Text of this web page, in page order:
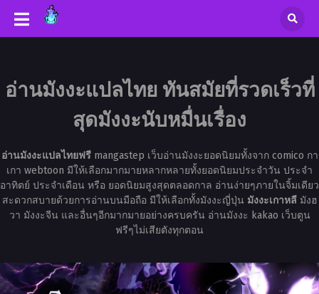
อ่านมังงะแปลไทย ทันสมัยที่รวดเร็วที่
สุดมังงะนับหมื่นเรื่อง
อ่านมังงะแปลไทยฟรีmangastep เว็บอ่านมังงะยอดนิยมทั้งจาก comico กา
เกา webtoon มีให้เลือกมากมายหลากหลายทั้งยอดนิยมประจำวัน ประจำ
อาทิตย์ ประจำเดือน หรือ ยอดนิยมสูงสุดตลอดกาล อ่านง่ายๆภายในจิ้มเดียว
สะดวกสบายด้วยการอ่านบนมือถือ มีให้เลือกทั้งมังงะญี่ปุ่น มังงะเกาหลีมังฮ
วา มังงะจีน และอื่นๆอีกมากมายอย่างครบครัน อ่านมังงะ kakao เว็บตูน
ฟรีๆไม่เสียตังทุกตอน